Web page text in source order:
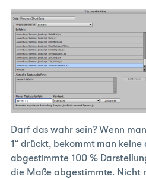
Darf das wahr sein? Wenn
1“ drückt, bekommt man keine
abgestimmte 100 %
die Maße abgestimmte. Nicht